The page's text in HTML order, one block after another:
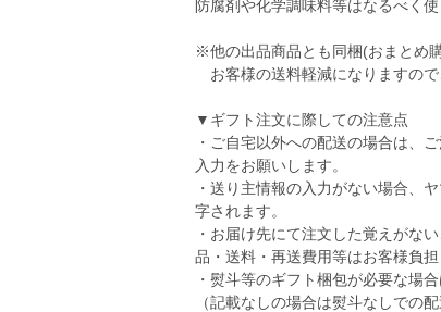
防腐剤や化学調味料等はなるべく
※他の出品商品とも同梱(おまとめ
お客様の送料軽減になりますので
▼ギフト注文に際しての注意点
・ご自宅以外への配送の場合は、
入力をお願いします。
・送り主情報の入力がない場合、
字されます。
・お届け先にて注文した覚えがな
品・送料・再送費用等はお客様負
・熨斗等のギフト梱包が必要な場
（記載なしの場合は熨斗なしでの